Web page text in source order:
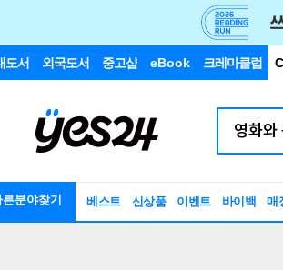
도서 외국도서 중고샵 eBook 크레마클럽
른분야찾기 베스트 신상품 이벤트 바이백 매